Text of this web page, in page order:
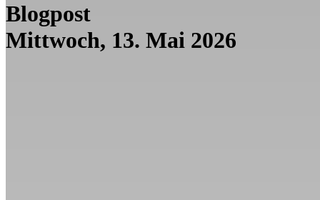
Blogpost
Mittwoch, 13. Mai 2026